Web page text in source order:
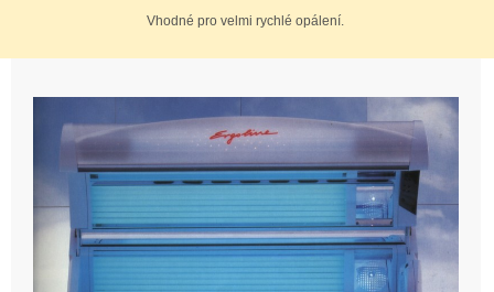
Vhodné pro velmi rychlé opálení.